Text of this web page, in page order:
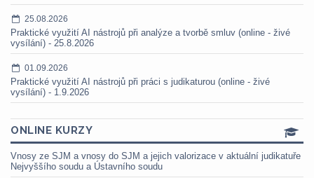
25.08.2026
Praktické využití AI nástrojů při analýze a tvorbě smluv (online - živé
vysílání) - 25.8.2026
01.09.2026
Praktické využití AI nástrojů při práci s judikaturou (online - živé
vysílání) - 1.9.2026
ONLINE KURZY
Vnosy ze SJM a vnosy do SJM a jejich valorizace v aktuální judikatuře
Nejvyššího soudu a Ústavního soudu